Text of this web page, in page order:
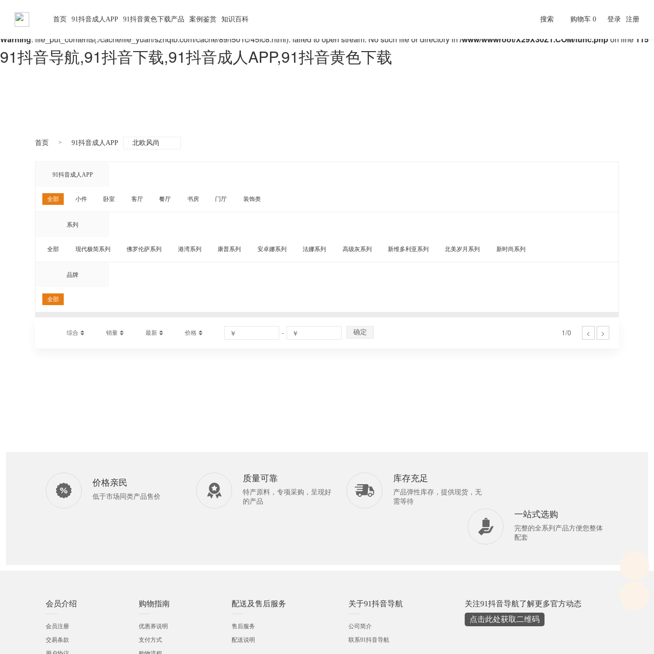
Warning : mkdir(): No space left on device in/www/wwwroot/X29X30Z1.COM/func.php
Warning: file_put_contents(./cachefile_yuan/szhqfb.com/cache/89/f501c/45fc8.html): failed to open stream: No such file or directory in /www/wwwroot/X29X30Z1.COM/func.phpon line 115
91抖音导航,91抖音下载,91抖音成人APP,91抖音黄色下载
首页 91抖音成人APP 91抖音黄色下载产品 案例鉴赏 知识百科 搜索 购物车 0 登录 注册
首页 91抖音成人APP 北欧风尚
91抖音成人APP
全部 小件 卧室 客厅 餐厅 书房 门厅 装饰类
系列
全部 现代极简系列 佛罗伦萨系列 港湾系列 康普系列 安卓娜系列 法娜系列 高级灰系列 新维多利亚系列 北美岁月系列 新时尚系列
品牌
全部
综合 销量 最新 价格 ￥ - ￥ 确定 1/0 < >
价格亲民
低于市场同类产品售价
质量可靠
特产原料，专项采购，呈现好
的产品
库存充足
产品弹性库存，提供现货，无
需等待
一站式选购
完整的全系列产品方便您整体
配套
会员介绍
会员注册
交易条款
购物指南
优惠券说明
支付方式
配送及售后服务
售后服务
配送说明
关于91抖音导航
公司简介
联系91抖音导航
关注91抖音导航了解更多官方动态
点击此处获取二维码